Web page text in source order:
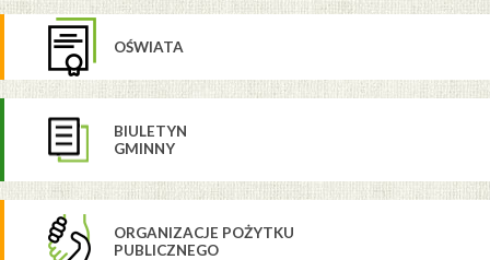
OŚWIATA
BIULETYN
GMINNY
ORGANIZACJE POŻYTKU
PUBLICZNEGO